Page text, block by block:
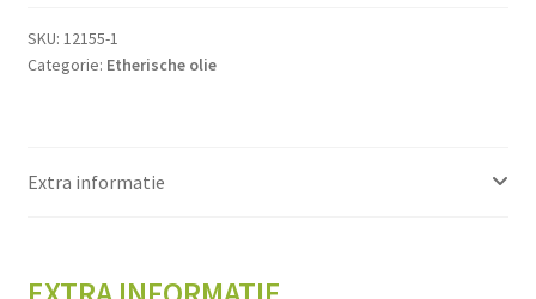
SKU: 12155-1
Categorie: Etherische olie
Extra informatie